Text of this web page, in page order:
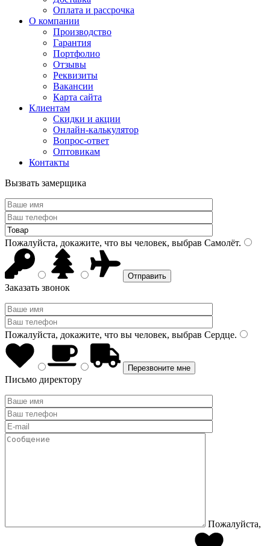
Оплата и рассрочка
О компании
Производство
Гарантия
Портфолио
Отзывы
Реквизиты
Вакансии
Карта сайта
Клиентам
Скидки и акции
Онлайн-калькулятор
Вопрос-ответ
Оптовикам
Контакты
Вызвать замерщика
Пожалуйста, докажите, что вы человек, выбрав Самолёт.
Заказать звонок
Пожалуйста, докажите, что вы человек, выбрав Сердце.
Письмо директору
Пожалуйста,